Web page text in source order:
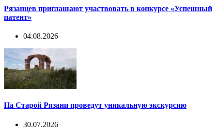
Рязанцев приглашают участвовать в конкурсе «Успешный
патент»
04.08.2026
На Старой Рязани проведут уникальную экскурсию
30.07.2026